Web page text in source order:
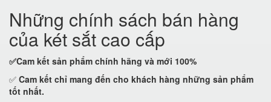
Những chính sách bán hàng
của két sắt cao cấp
✅Cam kết sản phẩm chính hãng và mới 100%
✅ Cam kết chỉ mang đến cho khách hàng những sản phẩm
tốt nhất.